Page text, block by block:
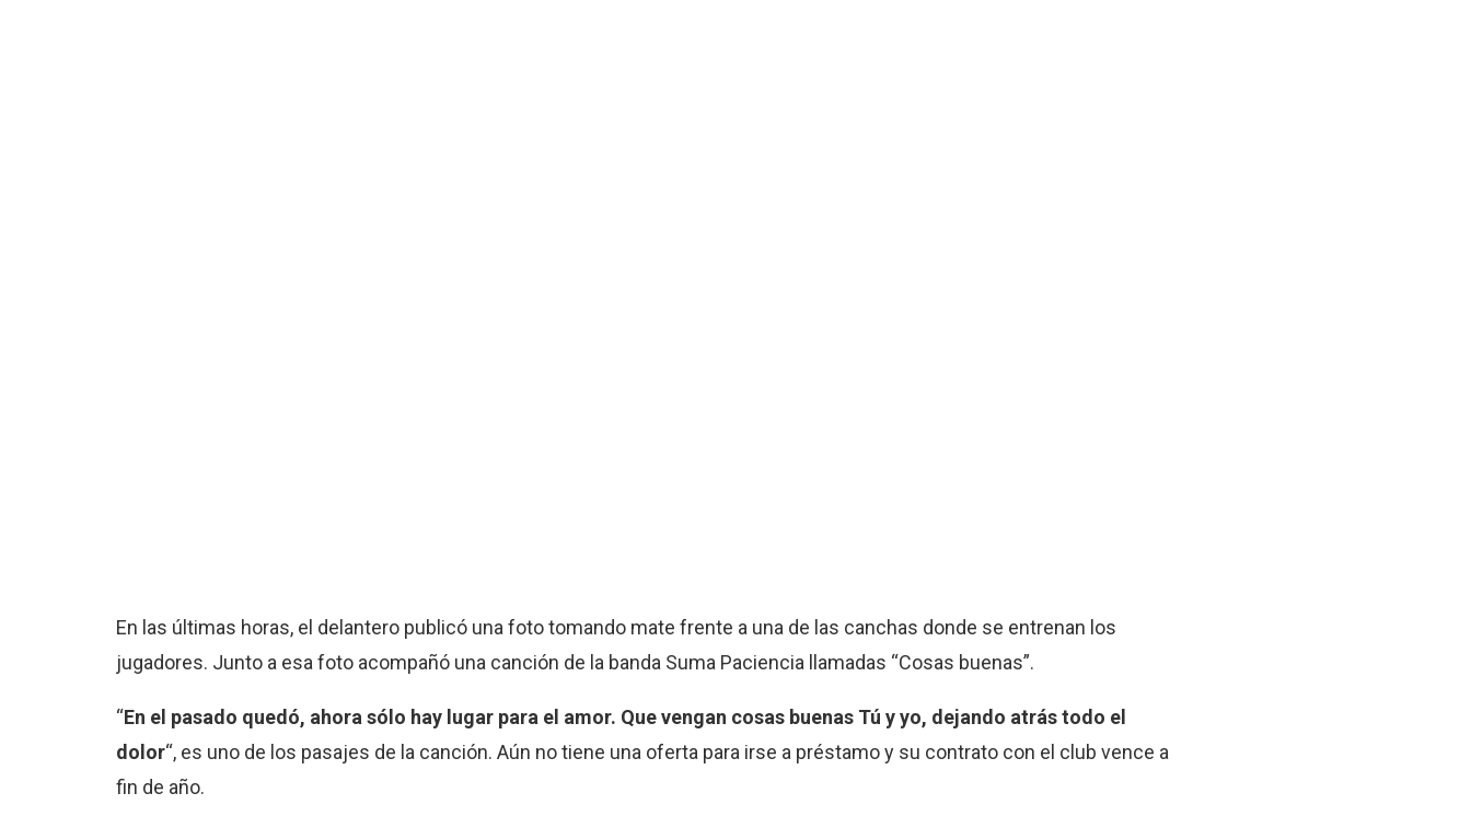
En las últimas horas, el delantero publicó una foto tomando mate frente a una de las canchas donde se entrenan los
jugadores. Junto a esa foto acompañó una canción de la banda Suma Paciencia llamadas “Cosas buenas”.
“En el pasado quedó, ahora sólo hay lugar para el amor. Que vengan cosas buenas Tú y yo, dejando atrás todo el
dolor“, es uno de los pasajes de la canción. Aún no tiene una oferta para irse a préstamo y su contrato con el club vence a
fin de año.